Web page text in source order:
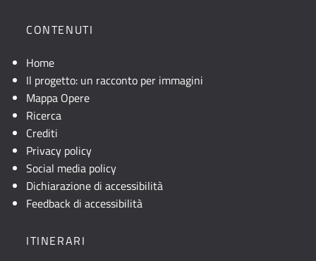
geografica
mappa
non
visibile,
consultare
descrizione
CONTENUTI
Home
Il progetto: un racconto per immagini
Mappa Opere
Ricerca
Crediti
Privacy policy
Social media policy
Dichiarazione di accessibilità
Feedback di accessibilità
ITINERARI